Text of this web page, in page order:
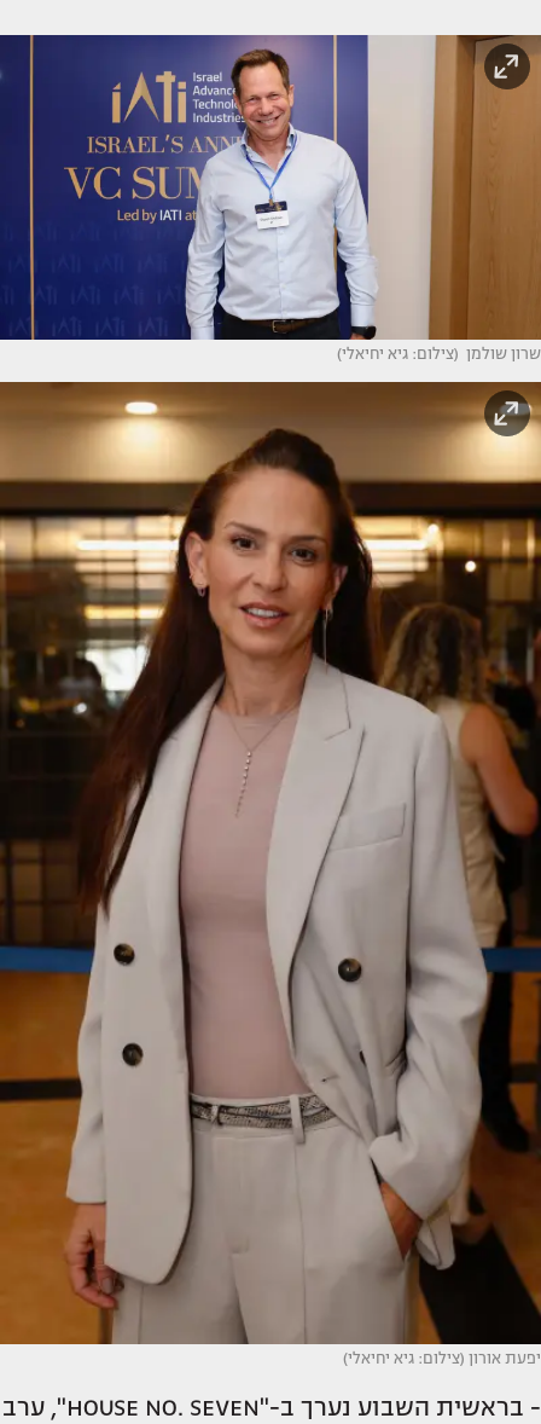
שרון שולמן (צילום: גיא יחיאלי)
יפעת אורון (צילום: גיא יחיאלי)
- בראשית השבוע נערך ב-"HOUSE NO. SEVEN", ערב